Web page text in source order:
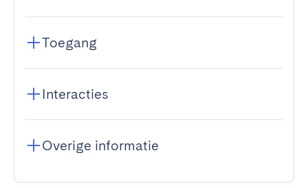
Toegang
Interacties
Overige informatie